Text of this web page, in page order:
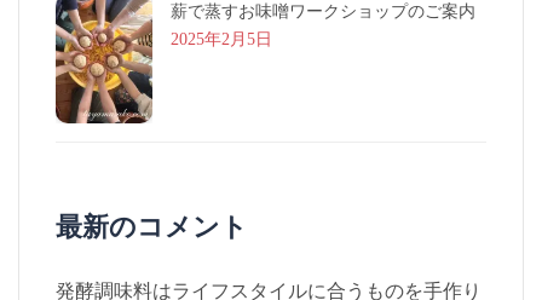
薪で蒸すお味噌ワークショップのご案内
2025年2月5日
最新のコメント
発酵調味料はライフスタイルに合うものを手作り